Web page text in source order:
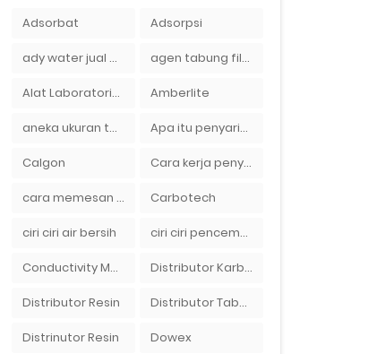
Adsorbat Adsorpsi
ady water jual membran ro 2000 gpd harganya sangat murah agen tabung filter air di bandung
Alat Laboratorium Amberlite
aneka ukuran tabung filter air Apa itu penyaringan air secara umum
Calgon Cara kerja penyaring air Ady Water dengan tabung FRP berisikan lapisan media filter air
cara memesan filter air Ady Wate Carbotech
ciri ciri air bersih ciri ciri pencemaran air sumur bor di rumah
Conductivity Meter Distributor Karbon Aktif
Distributor Resin Distributor Tabung Filter Air FRP1054 di Bandung
Distrinutor Resin Dowex